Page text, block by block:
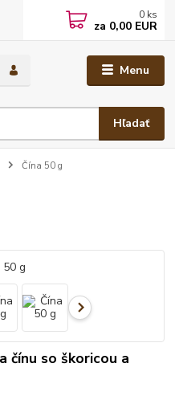
Menu
Hľadať
0 ks
za 0,00 EUR
Čína 50 g
čínu so škoricou a